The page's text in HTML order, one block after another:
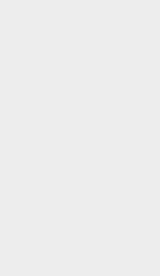
protection